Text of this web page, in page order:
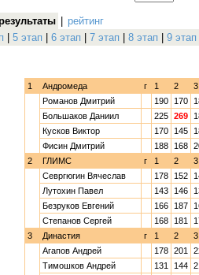
рейтинг
5 этап 6 этап 7 этап 8 этап 9 этап
1 Андромеда г 1 2
3
Романов Дмитрий
190 170
Большаков Даниил
225 269
Кусков Виктор
170 145
Фисин Дмитрий
188 168
2
ГЛИМС г 1 2
3
Севргюгин Вячеслав
178 152
Лутохин Павел
143 146
Безруков Евгений
166 187
Степанов Сергей
168 181
3
Династия г 1 2
3
Агапов Андрей
178 201
Тимошков Андрей
131 144